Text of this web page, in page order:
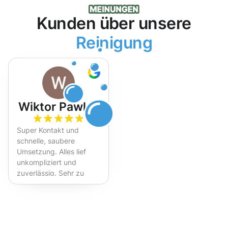
Kunden über unsere
Reinigung
Wiktor Pawlak
Super Kontakt und
schnelle, saubere
Umsetzung. Alles lief
unkompliziert und
zuverlässig. Sehr zu
empfehlen!